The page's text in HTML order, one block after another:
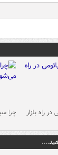
راه بازار چرا